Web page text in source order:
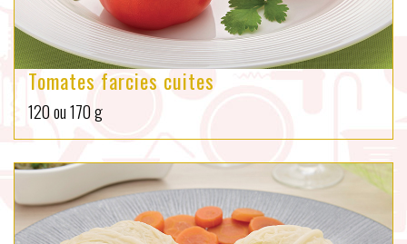
Tomates farcies cuites
120 ou 170 g